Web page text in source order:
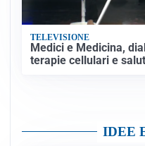
TELEVISIONE
Medici e Medicina,
terapie cellulari e
IDEE